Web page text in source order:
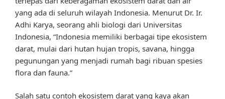
yang ada di seluruh wilayah Indonesia. Menurut Dr. Ir.
Adhi Karya, seorang ahli biologi dari Universitas
Indonesia, “Indonesia memiliki berbagai tipe ekosistem
darat, mulai dari hutan hujan tropis, savana, hingga
pegunungan yang menjadi rumah bagi ribuan spesies
flora dan fauna.”
Salah satu contoh ekosistem darat yang kaya akan